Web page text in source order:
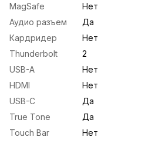
MagSafe
Нет
Аудио разъем
Да
Кардридер
Нет
Thunderbolt
2
USB-A
Нет
HDMI
Нет
USB-С
Да
True Tone
Да
Touch Bar
Нет